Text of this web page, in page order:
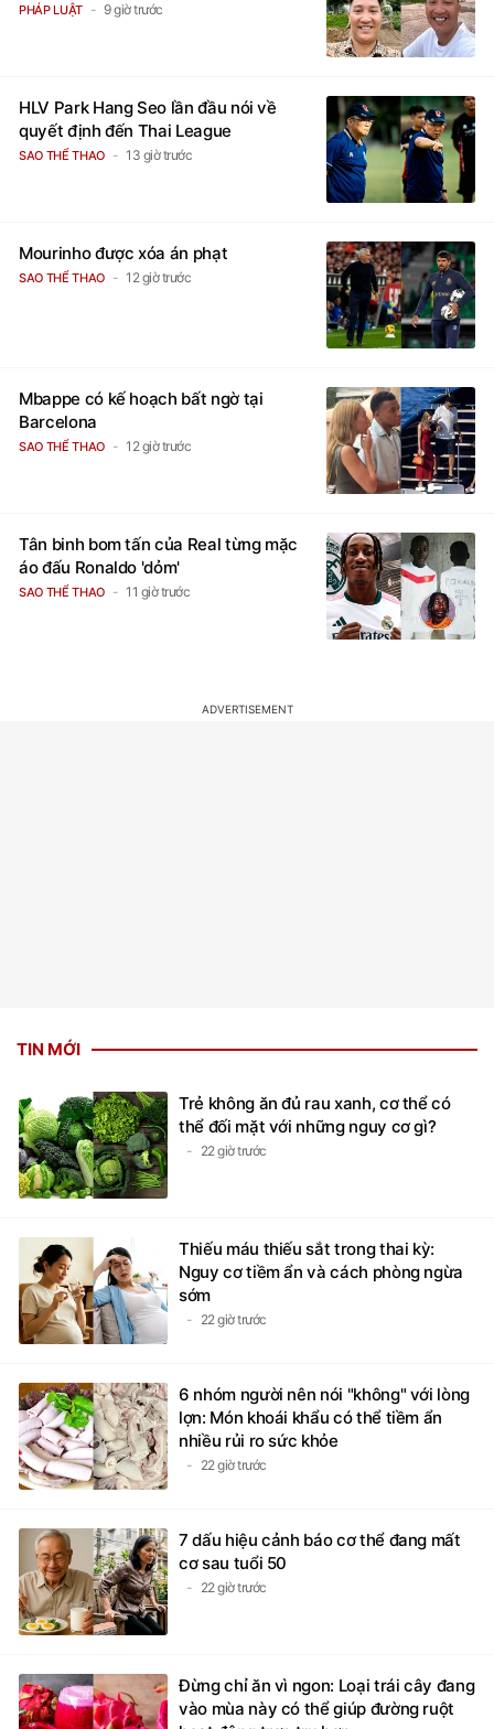
PHÁP LUẬT 9 giờ trước
HLV Park Hang Seo lần đầu nói về
quyết định đến Thai League
SAO THỂ THAO 13 giờ trước
Mourinho được xóa án phạt
SAO THỂ THAO 12 giờ trước
Mbappe có kế hoạch bất ngờ tại
Barcelona
SAO THỂ THAO 12 giờ trước
Tân binh bom tấn của Real từng mặc
áo đấu Ronaldo 'dỏm'
SAO THỂ THAO 11 giờ trước
TIN MỚI
Trẻ không ăn đủ rau xanh, cơ thể có
thể đối mặt với những nguy cơ gì?
22 giờ trước
Thiếu máu thiếu sắt trong thai kỳ:
Nguy cơ tiềm ẩn và cách phòng ngừa
sớm
22 giờ trước
6 nhóm người nên nói "không" với lòng
lợn: Món khoái khẩu có thể tiềm ẩn
nhiều rủi ro sức khỏe
22 giờ trước
7 dấu hiệu cảnh báo cơ thể đang mất
cơ sau tuổi 50
22 giờ trước
Đừng chỉ ăn vì ngon: Loại trái cây đang
vào mùa này có thể giúp đường ruột